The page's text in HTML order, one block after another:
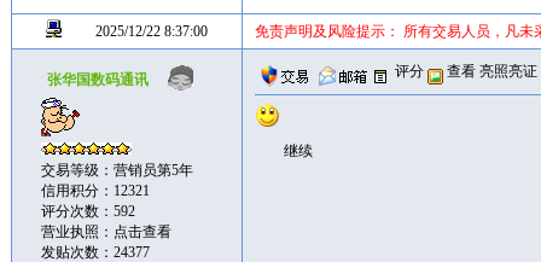
2025/12/22 8:37:00 免责声明及风险提示： 所有交易人员，凡
张华国数码通讯
交易等级：营销员第5年
信用积分：12321
评分次数：592
营业执照： 点击查看
发贴次数：24377
评分 查看 亮照亮证
继续